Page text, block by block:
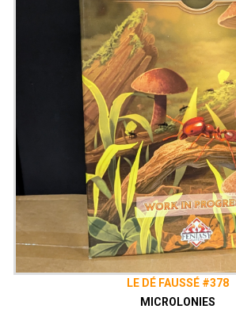
LE DÉ FAUSSÉ #378
MICROLONIES